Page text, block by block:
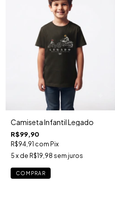
Camiseta Infantil Legado
R$99,90
R$94,91 com Pix
5 x de R$19,98 sem juros
COMPRAR